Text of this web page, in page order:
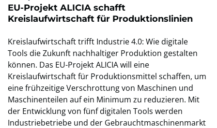
EU-Projekt ALICIA schafft
Kreislaufwirtschaft für Produktionslinien
Kreislaufwirtschaft trifft Industrie 4.0: Wie digitale
Tools die Zukunft nachhaltiger Produktion gestalten
können. Das EU-Projekt ALICIA will eine
Kreislaufwirtschaft für Produktionsmittel schaffen, um
eine frühzeitige Verschrottung von Maschinen und
Maschinenteilen auf ein Minimum zu reduzieren. Mit
der Entwicklung von fünf digitalen Tools werden
Industriebetriebe und der Gebrauchtmaschinenmarkt